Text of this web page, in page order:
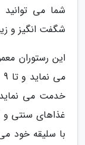
شما می
شگفت انگیز و
خدمت می نماید.
غذاهای سنتی
با سلیقه خود